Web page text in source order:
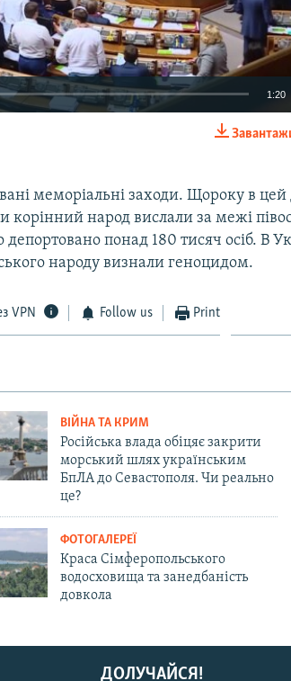
1:20
меморіальні заходи. Щороку в
корінний народ вислали за межі
депортовано понад 180 тисяч осіб. В
народу визнали геноцидом.
VPN Follow us Print
ВІЙНА ТА КРИМ
Російська влада обіцяє закрити
морський шлях українським
БпЛА до Севастополя. Чи реально
це?
ФОТОГАЛЕРЕЇ
Краса Сімферопольського
водосховища та занедбаність
довкола
ДОЛУЧАЙСЯ!